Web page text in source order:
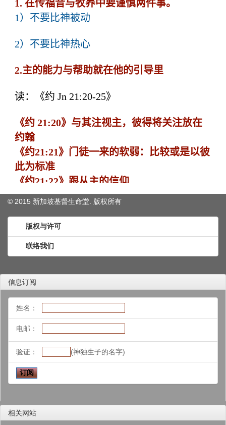
© 2015 新加坡基督生命堂. 版权所有
版权与许可
联络我们
信息订阅
姓名：
电邮：
验证： (神独生子的名字)
相关网站